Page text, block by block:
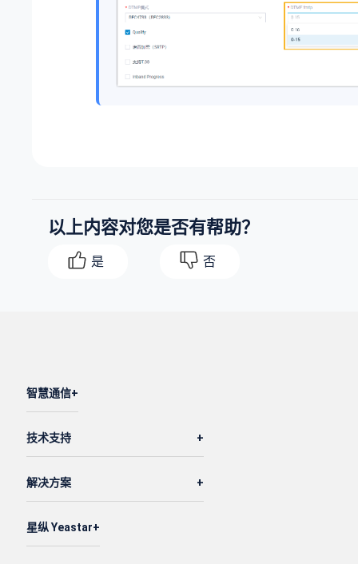
以上内容对您是否有帮助？
是 否
智慧通信
技术支持
解决方案
星纵 Yeastar